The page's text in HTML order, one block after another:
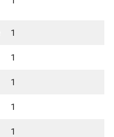
1
1
1
1
1